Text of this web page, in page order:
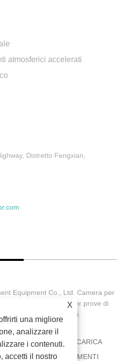
atmosferici accelerati
Distretto Fengxian,
Equipment Co., Ltd. Camera per
a secco, camera per prove di
Tutti i diritti riservati.
NOTIZIA
SCARICA
COLLEGAMENTI
X
una migliore
analizzare il
i contenuti.
accetti il ​​nostro